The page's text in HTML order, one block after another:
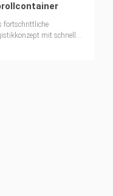
fortschrittliche
mit schneller